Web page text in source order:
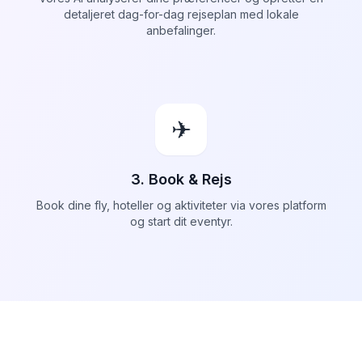
detaljeret dag-for-dag rejseplan med lokale
anbefalinger.
✈
3. Book & Rejs
Book dine fly, hoteller og aktiviteter via vores platform
og start dit eventyr.